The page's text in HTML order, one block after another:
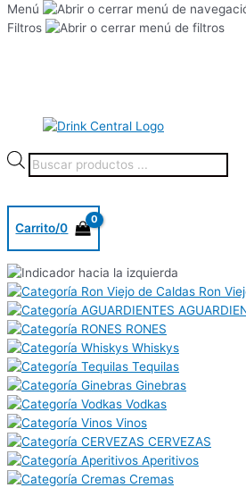
Menú
Filtros
Carrito/0
Ron
RONES
Whiskys
Tequilas
Ginebras
Vodkas
Vinos
CERVEZAS
Aperitivos
Cremas